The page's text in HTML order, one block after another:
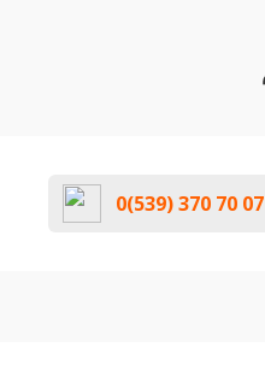
0(539) 370 70 07